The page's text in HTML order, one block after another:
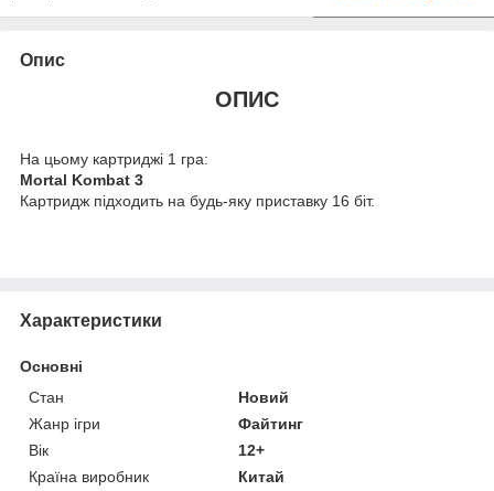
Опис
ОПИС
На цьому картриджі 1 гра:
Mortal Kombat 3
Картридж підходить на будь-яку приставку 16 біт.
Характеристики
Основні
Стан
Новий
Жанр ігри
Файтинг
Вік
12+
Країна виробник
Китай